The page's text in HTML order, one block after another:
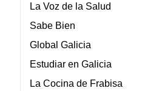
La Voz de la Salud
Sabe Bien
Global Galicia
Estudiar en Galicia
La Cocina de Frabisa